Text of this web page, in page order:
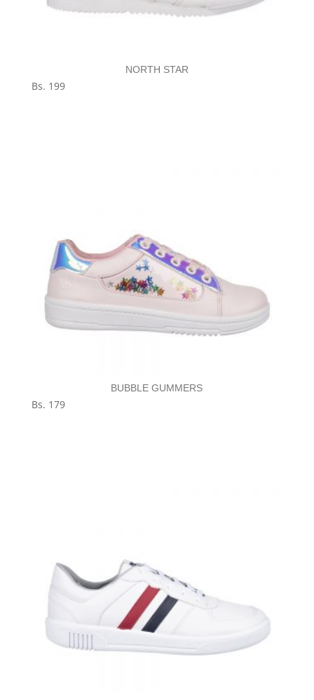
NORTH STAR
Bs. 199
BUBBLE GUMMERS
Bs. 179